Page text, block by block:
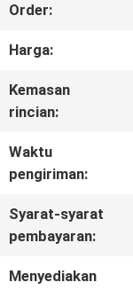
PRIVACY
Order:
Harga:
Kemasan
rincian:
Waktu
pengiriman:
Syarat-syarat
pembayaran:
Menyediakan